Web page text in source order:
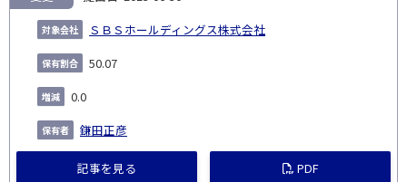
ＳＢＳホールディングス株式会社
50.07
0.0
鎌田正彦
記事を見る PDF